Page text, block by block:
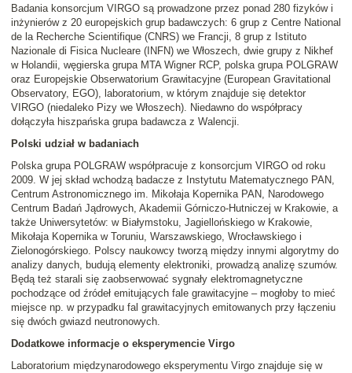
Badania konsorcjum VIRGO są prowadzone przez ponad 280 fizyków i
inżynierów z 20 europejskich grup badawczych: 6 grup z Centre National
de la Recherche Scientifique (CNRS) we Francji, 8 grup z Istituto
Nazionale di Fisica Nucleare (INFN) we Włoszech, dwie grupy z Nikhef
w Holandii, węgierska grupa MTA Wigner RCP, polska grupa POLGRAW
oraz Europejskie Obserwatorium Grawitacyjne (European Gravitational
Observatory, EGO), laboratorium, w którym znajduje się detektor
VIRGO (niedaleko Pizy we Włoszech). Niedawno do współpracy
dołączyła hiszpańska grupa badawcza z Walencji.
Polski udział w badaniach
Polska grupa POLGRAW współpracuje z konsorcjum VIRGO od roku
2009. W jej skład wchodzą badacze z Instytutu Matematycznego PAN,
Centrum Astronomicznego im. Mikołaja Kopernika PAN, Narodowego
Centrum Badań Jądrowych, Akademii Górniczo-Hutniczej w Krakowie, a
także Uniwersytetów: w Białymstoku, Jagiellońskiego w Krakowie,
Mikołaja Kopernika w Toruniu, Warszawskiego, Wrocławskiego i
Zielonogórskiego. Polscy naukowcy tworzą między innymi algorytmy do
analizy danych, budują elementy elektroniki, prowadzą analizę szumów.
Będą też starali się zaobserwować sygnały elektromagnetyczne
pochodzące od źródeł emitujących fale grawitacyjne – mogłoby to mieć
miejsce np. w przypadku fal grawitacyjnych emitowanych przy łączeniu
się dwóch gwiazd neutronowych.
Dodatkowe informacje o eksperymencie Virgo
Laboratorium międzynarodowego eksperymentu Virgo znajduje się w